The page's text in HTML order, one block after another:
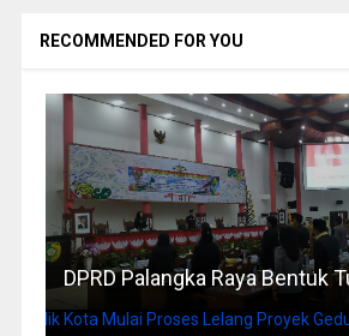
RECOMMENDED FOR YOU
DPRD Palangka Raya Bentuk